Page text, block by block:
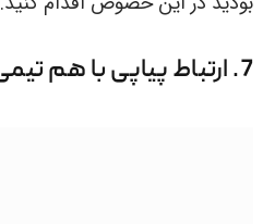
7. ارتباط پیاپی با هم تیمی ها